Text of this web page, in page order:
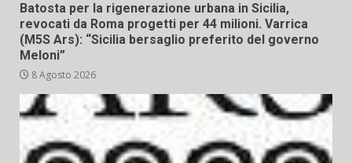
Batosta per la rigenerazione urbana in Sicilia,
revocati da Roma progetti per 44 milioni. Varrica
(M5S Ars): “Sicilia bersaglio preferito del governo
Meloni”
8 Agosto 2026